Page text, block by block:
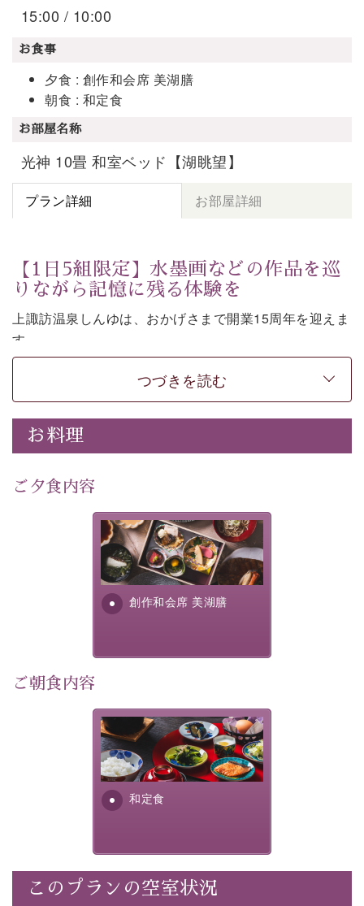
15:00 / 10:00
お食事
夕食 : 創作和会席 美湖膳
朝食 : 和定食
お部屋名称
光神 10畳 和室ベッド【湖眺望】
プラン詳細 お部屋詳細
【1日5組限定】水墨画などの作品を巡
りながら記憶に残る体験を
上諏訪温泉しんゆは、おかげさまで開業15周年を迎えま
す。
皆様へ感謝の気持ちを込めて、1,500円分の館内利用券
など特別な特典がついた記念プランをご用意いたしまし
た。
七色に移ろう「月下の櫻」や水墨画などの意匠をしつら
体験もお楽しみいただけます。
この一年限りの機会に、記憶に残るひとときをお過ごし
-----------【安心への取り組み】----------
個室料亭、貸切風呂のご利用が可能な上、 安心安全にご
----------------------------------------------
・1,500円分館内利用券（1部屋につき1枚）
・水墨画巡りのご参加
・記念写真＆15周年オリジナル【フォトフレームカー
ド】プレゼント（1部屋につき1枚）
・朝夕個室料亭で個室食
・諏訪大社4社を巡る無料参拝バス（事前予約制）
・館内着をご用意
つづきを読む
お料理
ご夕食内容
創作和会席 美湖膳
美湖膳とは諏訪の地で特別を
提供する為に料理長・神原 裕
明が考え出した創作和会席で
す。美しい諏訪湖の幸...
ご朝食内容
和定食
さっぱりとした和食膳に使わ
れる食材は、諏訪の名産品を
ふんだんに取り入れ、安心・
安全を心掛けた長野県産...
このプランの空室状況